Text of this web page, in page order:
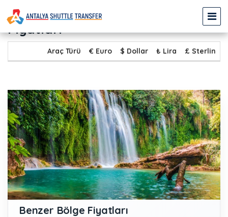
AVSALLAR - AKSU Transfer
Fiyatları
Araç Türü € Euro $ Dollar ₺ Lira £ Sterlin
Benzer Bölge Fiyatları